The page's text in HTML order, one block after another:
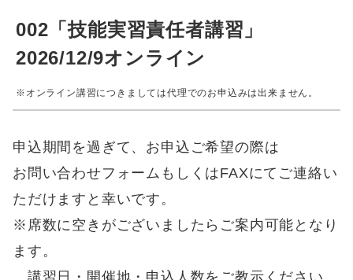
002「技能実習責任者講習」
2026/12/9オンライン
※オンライン講習につきましては代理でのお申込みは出来ません。
申込期間を過ぎて、お申込ご希望の際は
お問い合わせフォームもしくはFAXにてご連絡い
ただけますと幸いです。
※席数に空きがございましたらご案内可能となり
ます。
講習日・開催地・申込人数をご教示ください。